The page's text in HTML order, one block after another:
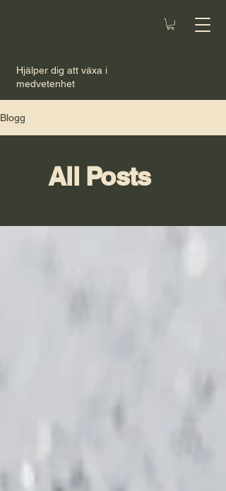
Hjälper dig att växa i
medvetenhet
Blogg
All Posts